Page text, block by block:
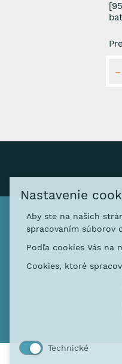
Nastavenie
Aby ste na našich
spracovaním súborov
Podľa cookies Vás na
Cookies, ktoré
Technické